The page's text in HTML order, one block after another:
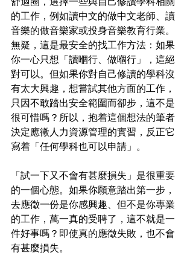
的工作，例如讀中文的做中文老師、讀
音樂的做音樂家或投身音樂教育行業。
無疑，這是最安全的找工作方法：如果
你一心只想「讀嗰行、做嗰行」，這絕
對可以。但如果你對自己修讀的學科沒
有太大興趣，想嘗試其他方面的工作，
只因不敢踏出安全範圍而卻步，這不是
很可惜嗎？所以，抱着這個想法的筆者
決定應徵人力資源管理的實習，反正它
寫着「任何學科也可以申請」。
「試一下又不會有甚麼損失」是很重要
的一個心態。如果你願意踏出第一步，
去應徵一份是你感興趣、但不是你專業
的工作，萬一真的受聘了，這不就是一
件好事嗎？即使真的應徵失敗，也不會
有甚麼損失。